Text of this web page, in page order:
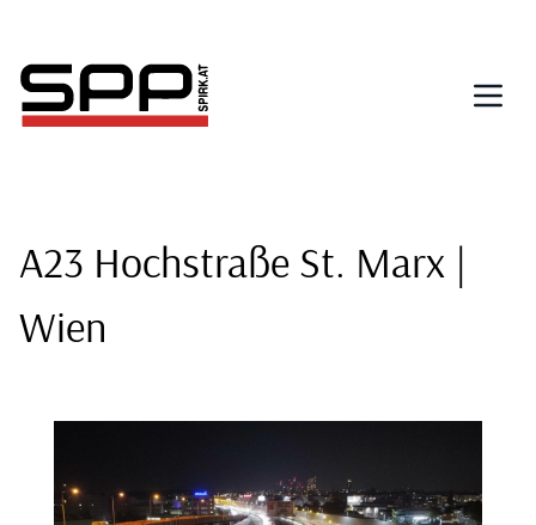
Inhalt
A23 Hochstraße St. Marx |
Wien